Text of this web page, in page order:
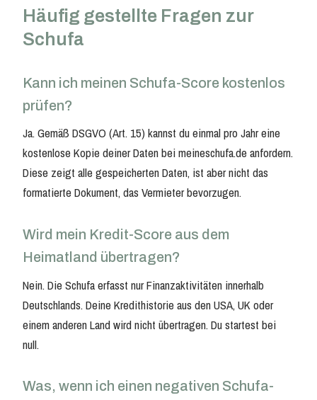
Häufig gestellte Fragen zur
Schufa
Kann ich meinen Schufa-Score kostenlos
prüfen?
Ja. Gemäß DSGVO (Art. 15) kannst du einmal pro Jahr eine
kostenlose Kopie deiner Daten bei meineschufa.de anfordern.
Diese zeigt alle gespeicherten Daten, ist aber nicht das
formatierte Dokument, das Vermieter bevorzugen.
Wird mein Kredit-Score aus dem
Heimatland übertragen?
Nein. Die Schufa erfasst nur Finanzaktivitäten innerhalb
Deutschlands. Deine Kredithistorie aus den USA, UK oder
einem anderen Land wird nicht übertragen. Du startest bei
null.
Was, wenn ich einen negativen Schufa-